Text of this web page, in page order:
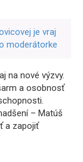
je vraj
moderátorke
na nové výzvy.
a osobnosť
– Matúš
a zapojiť